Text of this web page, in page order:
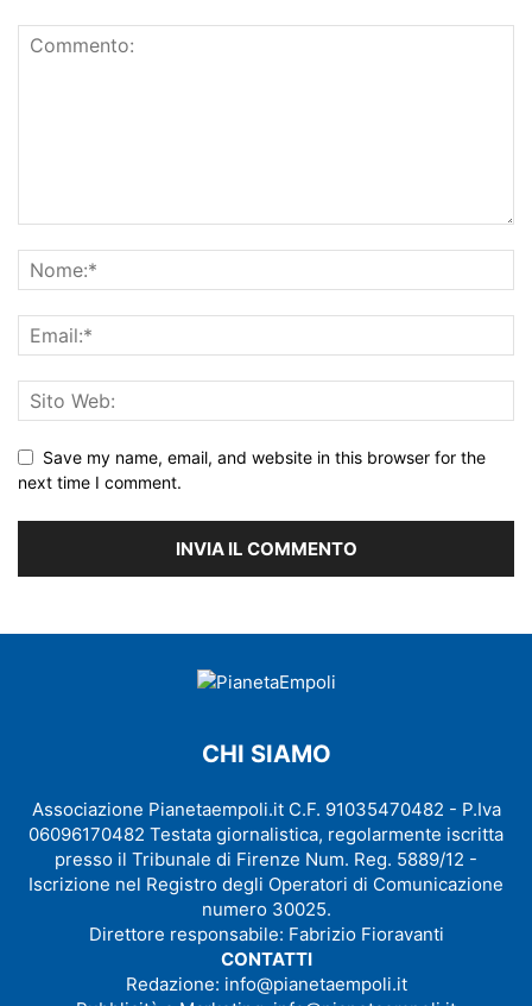
Save my name, email, and website in this browser for the
next time I comment.
CHI SIAMO
Associazione Pianetaempoli.it C.F. 91035470482 - P.Iva
06096170482 Testata giornalistica, regolarmente iscritta
presso il Tribunale di Firenze Num. Reg. 5889/12 -
Iscrizione nel Registro degli Operatori di Comunicazione
numero 30025.
Direttore responsabile: Fabrizio Fioravanti
CONTATTI
Redazione: info@pianetaempoli.it